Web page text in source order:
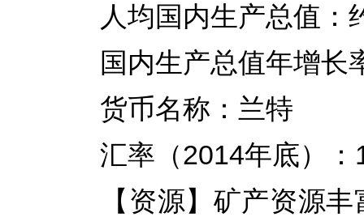
人均国内生产总值：
国内生产总值年增长
货币名称：兰特
汇率（2014年底）：
【资源】矿产资源丰